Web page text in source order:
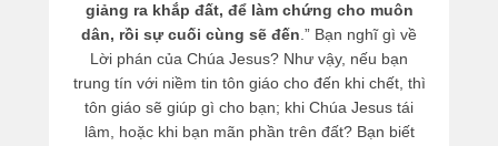
giảng ra khắp đất, để làm chứng cho muôn
dân, rồi sự cuối cùng sẽ đến .” Bạn nghĩ gì về
Lời phán của Chúa Jesus? Như vậy, nếu bạn
trung tín với niềm tin tôn giáo cho đến khi chết, thì
tôn giáo sẽ giúp gì cho bạn; khi Chúa Jesus tái
lâm, hoặc khi bạn mãn phần trên đất? Bạn biết